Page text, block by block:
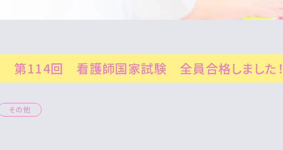
第114回 看護師国家試験 全員合格しました
その他